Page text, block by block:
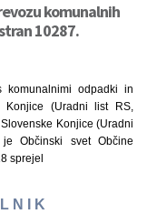
komunalnih
10287.
odpadki in
Konjice (Uradni list RS,
Konjice (Uradni
Občinski svet Občine
sprejel
N I K